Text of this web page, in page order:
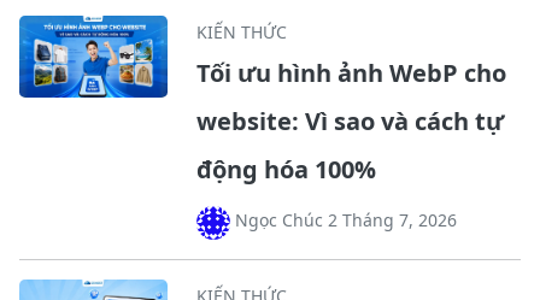
KIẾN THỨC
Tối ưu hình ảnh WebP cho
website: Vì sao và cách tự
động hóa 100%
Ngọc Chúc 2 Tháng 7, 2026
KIẾN THỨC